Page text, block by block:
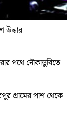
উদ্ধার
পথে নৌকাডুবিতে
গ্রামের পাশ থেকে